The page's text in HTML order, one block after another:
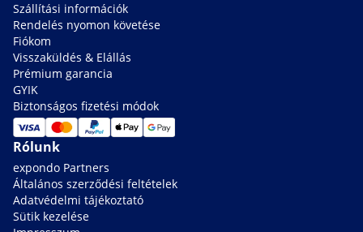
Szállítási információk
Rendelés nyomon követése
Fiókom
Visszaküldés & Elállás
Prémium garancia
GYIK
Biztonságos fizetési módok
Rólunk
expondo Partners
Általános szerződési feltételek
Adatvédelmi tájékoztató
Sütik kezelése